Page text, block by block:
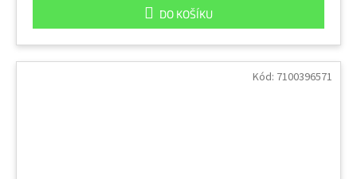
DO KOŠÍKU
Kód: 7100396571